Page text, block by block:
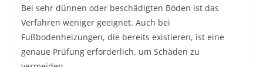
Bei sehr dünnen oder beschädigten Böden ist das
Verfahren weniger geeignet. Auch bei
Fußbodenheizungen, die bereits existieren, ist eine
genaue Prüfung erforderlich, um Schäden zu